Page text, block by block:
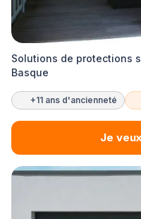
Solutions de protections
Basque
+11 ans d'ancienneté
Je